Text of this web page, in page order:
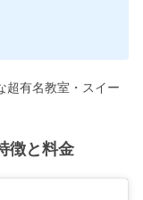
超有名教室・スイー
徴と料金